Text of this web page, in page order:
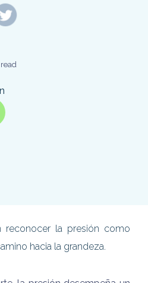
reconocer la presión como
hacia la grandeza.